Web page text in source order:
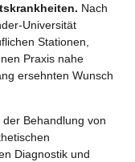
Nach
Universität
Stationen,
Praxis nahe
ersehnten Wunsch
Behandlung von
Diagnostik und